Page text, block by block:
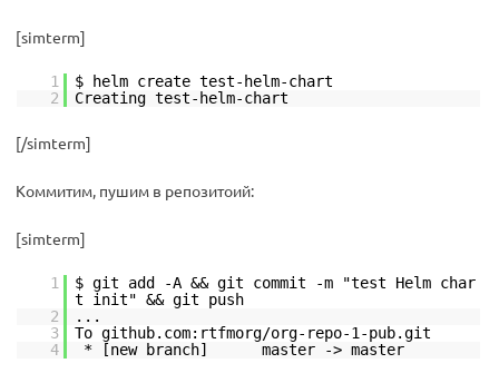
[simterm]
1
$ helm create test-helm-chart
2
Creating test-helm-chart
[/simterm]
Коммитим, пушим в репозитоий:
[simterm]
1
$ git add -A && git commit -m "test Helm char
t init" && git push
2
...
3
To github.com:rtfmorg/org-repo-1-pub.git
4
* [new branch] master -> master